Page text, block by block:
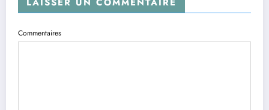
Commentaires